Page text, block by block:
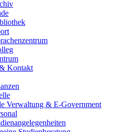
Kontakt
Verwaltung & E-Government